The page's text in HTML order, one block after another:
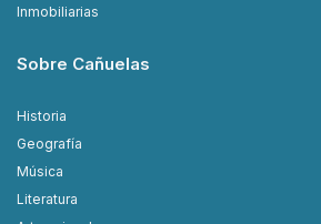
Inmobiliarias
Sobre Cañuelas
Historia
Geografía
Música
Literatura